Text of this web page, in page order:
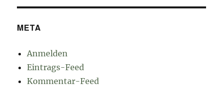
META
Anmelden
Eintrags-Feed
Kommentar-Feed